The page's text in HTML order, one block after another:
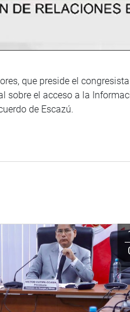
que preside el
sobre el acceso a la
de Escazú.